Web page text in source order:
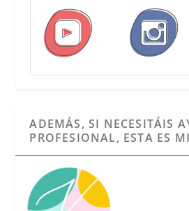
ADEMÁS, SI NECESITÁIS
PROFESIONAL, ESTA ES